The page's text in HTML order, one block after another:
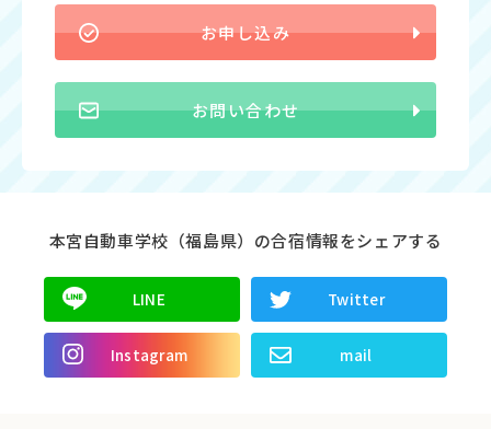
お申し込み
お問い合わせ
本宮自動車学校（福島県）の合宿情報をシェアする
LINE Twitter
Instagram mail